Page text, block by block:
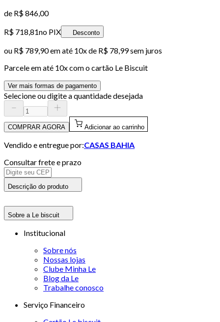
de R$ 846,00
R$ 718,81no PIX Desconto
ou R$ 789,90em até 10x de R$ 78,99 sem juros
Parcele em até 10x com o cartão Le Biscuit
Ver mais formas de pagamento
Selecione ou digite a quantidade desejada
COMPRAR AGORA Adicionar ao carrinho
Vendido e entregue por:CASAS BAHIA
Consultar frete e prazo
Descrição do produto
Sobre a Le biscuit
Institucional
Sobre nós
Nossas lojas
Clube Minha Le
Blog da Le
Trabalhe conosco
Serviço Financeiro